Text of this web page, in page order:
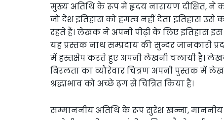
मुख्य अतिथि के रूप में हृदय नारायण दीक्षित, ने
जो देश इतिहास को हमत्व नहीं देता इतिहास
रहते हैं। लेखक ने अपनी पीढ़ी के लिए इतिहास इस
यह प्रस्तक नाथ सम्प्रदाय की सुन्दर
में हस्तक्षेप करते हुए अपनी लेखनी चलायी है। लेखक
बिरलता का व्यौरेवार चित्रण अपनी पुस्तक में
श्रद्धाभाव को अच्छे ढ़ग से चित्रित किया है।
सम्माननीय अतिथि के रूप सुरेश खन्ना, माननीय